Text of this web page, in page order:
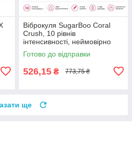
Віброкуля SugarBoo Coral
Crush, 10 рівнів
інтенсивності, неймовірно
приємний до тіла силікон
Готово до відправки
526,15 ₴ 773,75 ₴
ще